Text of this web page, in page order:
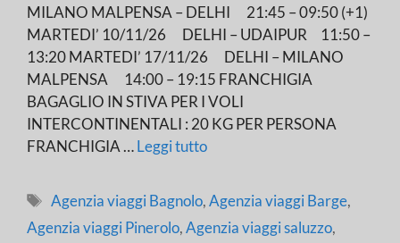
MILANO MALPENSA – DELHI 21:45 – 09:50 (+1)
MARTEDI’ 10/11/26 DELHI – UDAIPUR 11:50 –
13:20 MARTEDI’ 17/11/26 DELHI – MILANO
MALPENSA 14:00 – 19:15 FRANCHIGIA
BAGAGLIO IN STIVA PER I VOLI
INTERCONTINENTALI : 20 KG PER PERSONA
FRANCHIGIA …Leggi tutto
Tag
Agenzia viaggi Bagnolo,Agenzia viaggi Barge,
Agenzia viaggi Pinerolo,Agenzia viaggi saluzzo,